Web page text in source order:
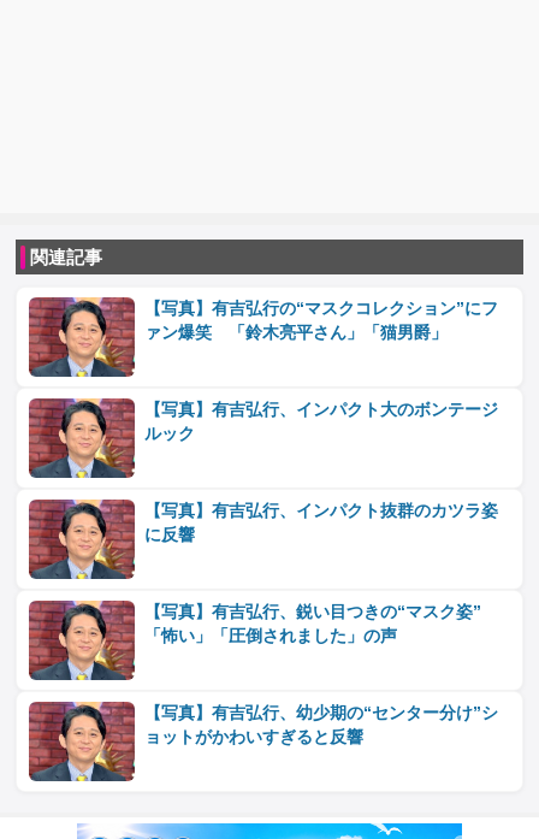
関連記事
【写真】有吉弘行の“マスクコレクション”にフ
ァン爆笑 「鈴木亮平さん」「猫男爵」
【写真】有吉弘行、インパクト大のボンテージ
ルック
【写真】有吉弘行、インパクト抜群のカツラ姿
に反響
【写真】有吉弘行、鋭い目つきの“マスク姿”
「怖い」「圧倒されました」の声
【写真】有吉弘行、幼少期の“センター分け”シ
ョットがかわいすぎると反響